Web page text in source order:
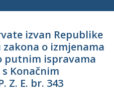
izvan Republike
o izmjenama
putnim ispravama
Konačnim
Z. E. br. 343